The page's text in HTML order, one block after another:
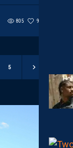
805 90
5